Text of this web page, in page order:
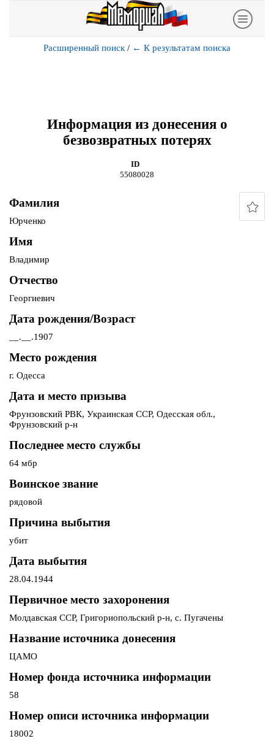
Расширенный поиск / ← К результатам поиска
Информация из донесения о
безвозвратных потерях
ID
55080028
Фамилия
Юрченко
Имя
Владимир
Отчество
Георгиевич
Дата рождения/Возраст
__.__.1907
Место рождения
г. Одесса
Дата и место призыва
Фрунзовский РВК, Украинская ССР, Одесская обл.,
Фрунзовский р-н
Последнее место службы
64 мбр
Воинское звание
рядовой
Причина выбытия
убит
Дата выбытия
28.04.1944
Первичное место захоронения
Молдавская ССР, Григориопольский р-н, с. Пугачены
Название источника донесения
ЦАМО
Номер фонда источника информации
58
Номер описи источника информации
18002